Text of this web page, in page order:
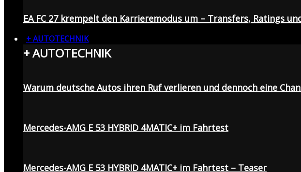
EA FC 27 krempelt den Karrieremodus um – Transfers, Ratings
+ AUTOTECHNIK
+ AUTOTECHNIK
Warum deutsche Autos ihren Ruf verlieren und dennoch eine
Mercedes-AMG E 53 HYBRID 4MATIC+ im Fahrtest
Mercedes-AMG E 53 HYBRID 4MATIC+ im Fahrtest – Teaser